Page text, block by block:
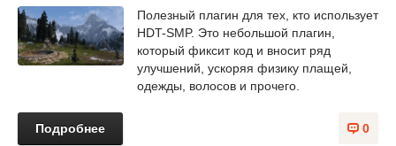
Полезный плагин для тех, кто использует
HDT-SMP. Это небольшой плагин,
который фиксит код и вносит ряд
улучшений, ускоряя физику плащей,
одежды, волосов и прочего.
0
Подробнее